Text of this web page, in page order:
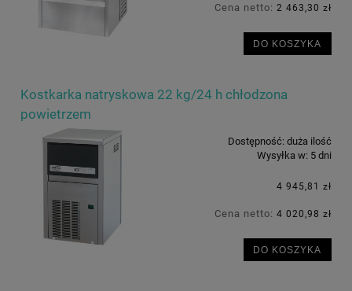
Cena netto: 2 463,30 zł
DO KOSZYKA
Kostkarka natryskowa 22 kg/24 h chłodzona
powietrzem
Dostępność: duża ilość
Wysyłka w: 5 dni
4 945,81 zł
Cena netto: 4 020,98 zł
DO KOSZYKA